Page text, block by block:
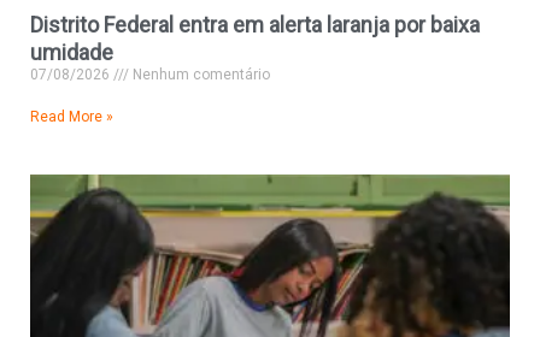
Distrito Federal entra em alerta laranja por baixa
umidade
07/08/2026 Nenhum comentário
Read More »